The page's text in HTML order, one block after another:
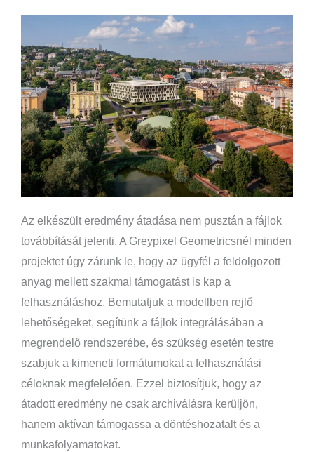
Az elkészült eredmény átadása nem pusztán a fájlok
továbbítását jelenti. A Greypixel Geometricsnél minden
projektet úgy zárunk le, hogy az ügyfél a feldolgozott
anyag mellett szakmai támogatást is kap a
felhasználáshoz. Bemutatjuk a modellben rejlő
lehetőségeket, segítünk a fájlok integrálásában a
megrendelő rendszerébe, és szükség esetén testre
szabjuk a kimeneti formátumokat a felhasználási
céloknak megfelelően. Ezzel biztosítjuk, hogy az
átadott eredmény ne csak archiválásra kerüljön,
hanem aktívan támogassa a döntéshozatalt és a
munkafolyamatokat.